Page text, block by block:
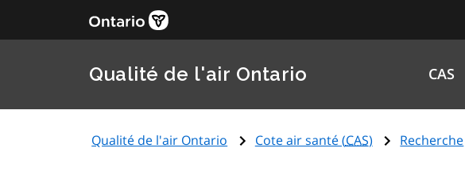
Qualité de l'air Ontario CAS
Qualité de l'air Ontario Cote air santé (CAS) Recherche